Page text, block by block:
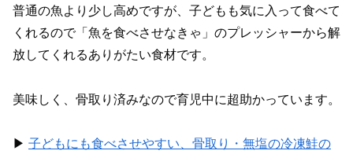
普通の魚より少し高めですが、子どもも気に入って食べて
くれるので「魚を食べさせなきゃ」のプレッシャーから解
放してくれるありがたい食材です。
美味しく、骨取り済みなので育児中に超助かっています。
▶︎ 子どもにも食べさせやすい、骨取り・無塩の冷凍鮭の